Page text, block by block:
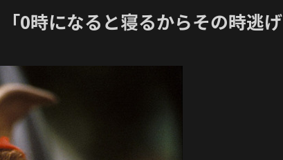
0時になると寝るからその時逃げ